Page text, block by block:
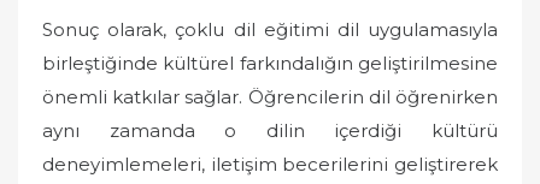
Sonuç olarak, çoklu dil eğitimi dil uygulamasıyla
birleştiğinde kültürel farkındalığın geliştirilmesine
önemli katkılar sağlar. Öğrencilerin dil öğrenirken
aynı zamanda o dilin içerdiği kültürü
deneyimlemeleri, iletişim becerilerini geliştirerek